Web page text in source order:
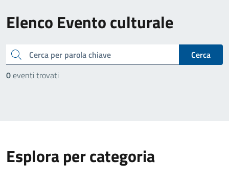
Elenco Evento culturale
cerca
Cerca
0eventi trovati
Esplora per categoria